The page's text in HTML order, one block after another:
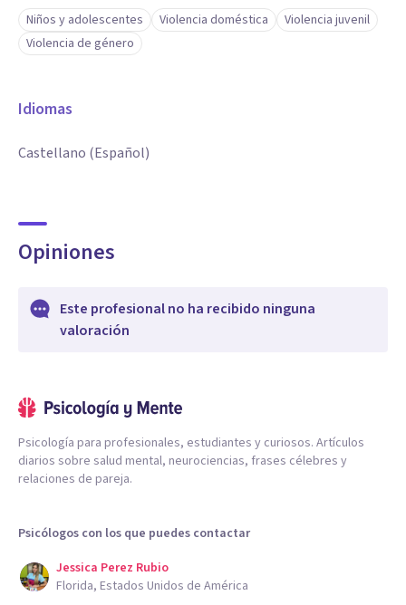
Niños y adolescentes Violencia doméstica
Violencia juvenil
Violencia de género
Idiomas
Castellano (Español)
Opiniones
Este profesional no ha recibido ninguna
valoración
Psicología para profesionales, estudiantes y curiosos. Artículos
diarios sobre salud mental, neurociencias, frases célebres y
relaciones de pareja.
Psicólogos con los que puedes contactar
Jessica Perez Rubio
Florida, Estados Unidos de América